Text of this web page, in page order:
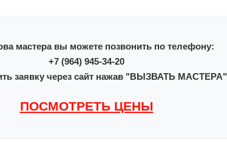
мастера вы можете позвонить по телефону:
+7 (964) 945-34-20
заявку через сайт нажав "ВЫЗВАТЬ МАСТЕРА"
ПОСМОТРЕТЬ ЦЕНЫ